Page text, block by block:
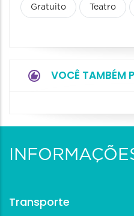
Gratuito Teatro
VOCÊ TAMBÉM
Transporte